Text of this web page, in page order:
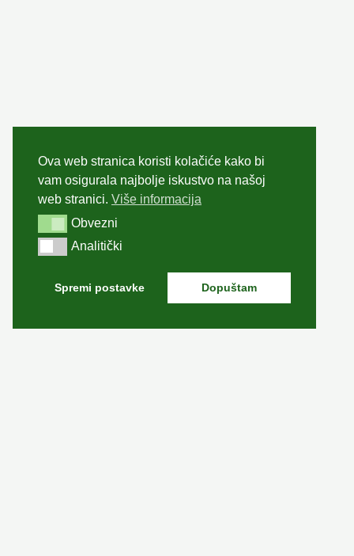
Ova web stranica koristi kolačiće kako bi
vam osigurala najbolje iskustvo na našoj
web stranici. Više informacija
ObvezniObvezni
AnalitičkiAnalitički
Spremi postavke Dopuštam